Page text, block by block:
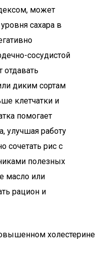
может
сахара в
сосудистой
диким сортам
клетчатки и
помогает
улучшая работу
сочетать рис с
полезных
масло или
рацион и
холестерине